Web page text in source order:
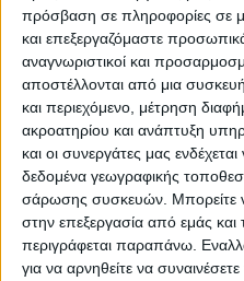
πρόσβαση σε πληροφορίες σε
και επεξεργαζόμαστε
αναγνωριστικοί και
αποστέλλονται από μια συσκευή
και περιεχόμενο, μέτρηση
ακροατηρίου και ανάπτυξη
και οι συνεργάτες μας
δεδομένα γεωγραφικής
σάρωσης συσκευών. Μπορείτε
στην επεξεργασία από εμάς
περιγράφεται παραπάνω.
για να αρνηθείτε να
Κτηνοτροφική Παραγωγή
μικρότερα ποσοστά
και η «Εστίαση».
Στο
είναι επαρκώς
Το 75,5% απάντησε ο
τομέας και η Αλιεία», το
μικρότερο ποσοστό